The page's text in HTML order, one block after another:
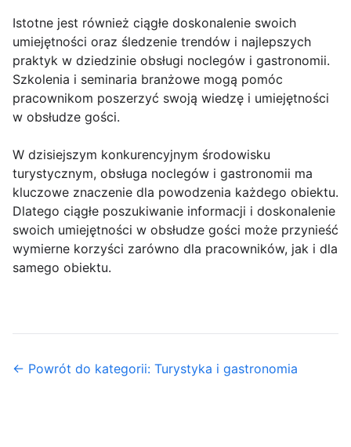
Istotne jest również ciągłe doskonalenie swoich
umiejętności oraz śledzenie trendów i najlepszych
praktyk w dziedzinie obsługi noclegów i gastronomii.
Szkolenia i seminaria branżowe mogą pomóc
pracownikom poszerzyć swoją wiedzę i umiejętności
w obsłudze gości.
W dzisiejszym konkurencyjnym środowisku
turystycznym, obsługa noclegów i gastronomii ma
kluczowe znaczenie dla powodzenia każdego obiektu.
Dlatego ciągłe poszukiwanie informacji i doskonalenie
swoich umiejętności w obsłudze gości może przynieść
wymierne korzyści zarówno dla pracowników, jak i dla
samego obiektu.
← Powrót do kategorii: Turystyka i gastronomia